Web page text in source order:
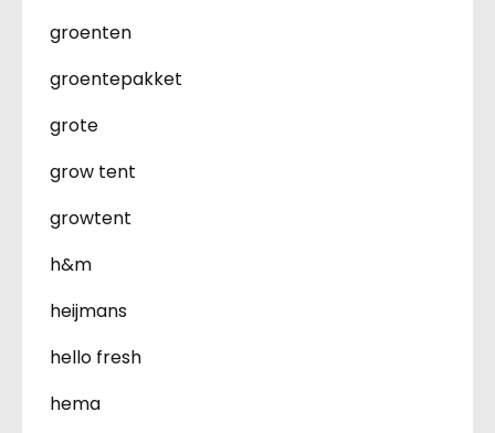
groenten
groentepakket
grote
grow tent
growtent
h&m
heijmans
hello fresh
hema